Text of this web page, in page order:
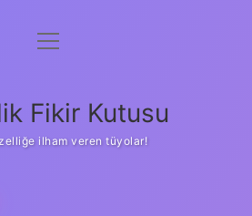
Anasayfa
Yasal Uyarı
menüyü
Fikir Kutusu
ilham veren tüyolar!